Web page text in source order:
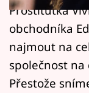
Pořady
Mámy sobě
Přihlášení
Prostitutka
obchodníka
najmout na
společnost
Přestože